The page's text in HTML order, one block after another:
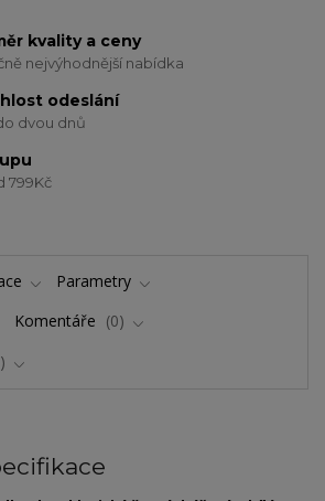
kvality a ceny
nejvýhodnější nabídka
odeslání
dvou dnů
799Kč
Parametry
Komentáře
0